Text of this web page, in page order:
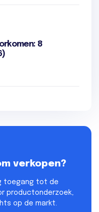
8
verkopen?
toegang tot de
productonderzoek,
op de markt.